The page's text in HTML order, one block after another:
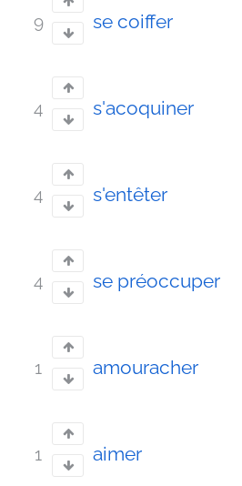
9 se coiffer
4 s'acoquiner
4 s'entêter
4 se préoccuper
1 amouracher
1 aimer